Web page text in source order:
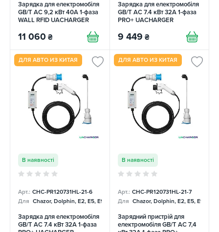
Зарядка для електромобіля
GB/T AC 9,2 кВт 40А 1-фаза
WALL RFID UACHARGER
11 060 ₴
Зарядка для електромобіля
GB/T AC 7.4 кВт 32А 1-фаза
PRO+ UACHARGER
9 449 ₴
ДЛЯ АВТО ИЗ КИТАЯ
В наявності
Арт.: CHC-PR120731HL-21-6
Для Chazor, Dolphin, E2, E5, E9, Mercedes
Зарядка для електромобіля
GB/T AC 7.4 кВт 32А 1-фаза
ДЛЯ АВТО ИЗ КИТАЯ
В наявності
Арт.: CHC-PR120731HL-21-7
Для Chazor, Dolphin, E2, E5, E9,
Зарядний пристрій для
електромобіля GB/T AC 7,4